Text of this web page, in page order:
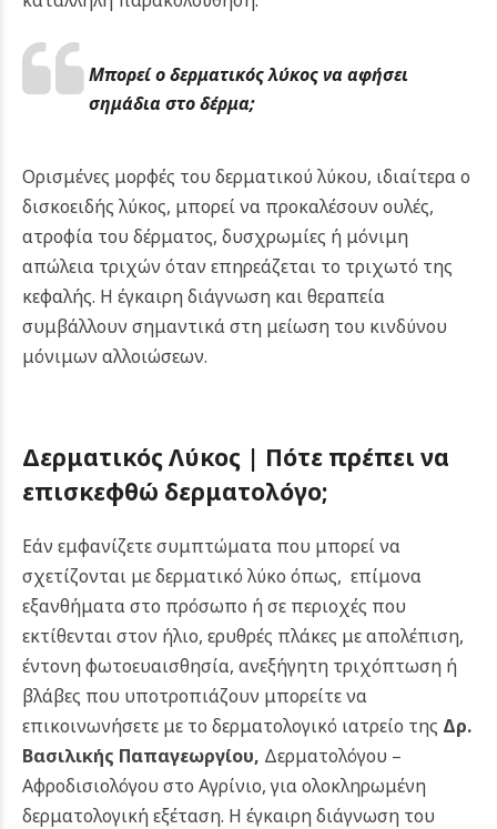
Μπορεί ο δερματικός λύκος να αφήσει
σημάδια στο δέρμα;
Ορισμένες μορφές του δερματικού λύκου, ιδιαίτερα ο
δισκοειδής λύκος, μπορεί να προκαλέσουν ουλές,
ατροφία του δέρματος, δυσχρωμίες ή μόνιμη
απώλεια τριχών όταν επηρεάζεται το τριχωτό της
κεφαλής. Η έγκαιρη διάγνωση και θεραπεία
συμβάλλουν σημαντικά στη μείωση του κινδύνου
μόνιμων αλλοιώσεων.
Δερματικός Λύκος | Πότε πρέπει να
επισκεφθώ δερματολόγο;
Εάν εμφανίζετε συμπτώματα που μπορεί να
σχετίζονται με δερματικό λύκο όπως, επίμονα
εξανθήματα στο πρόσωπο ή σε περιοχές που
εκτίθενται στον ήλιο, ερυθρές πλάκες με απολέπιση,
έντονη φωτοευαισθησία, ανεξήγητη τριχόπτωση ή
βλάβες που υποτροπιάζουν μπορείτε να
επικοινωνήσετε με το δερματολογικό ιατρείο της Δρ.
Βασιλικής Παπαγεωργίου, Δερματολόγου –
Αφροδισιολόγου στο Αγρίνιο, για ολοκληρωμένη
δερματολογική εξέταση. Η έγκαιρη διάγνωση του